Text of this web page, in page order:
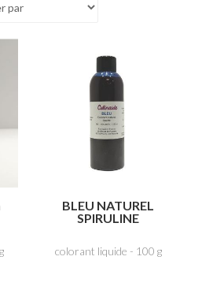
BLEU NATUREL
SPIRULINE
colorant liquide - 100 g